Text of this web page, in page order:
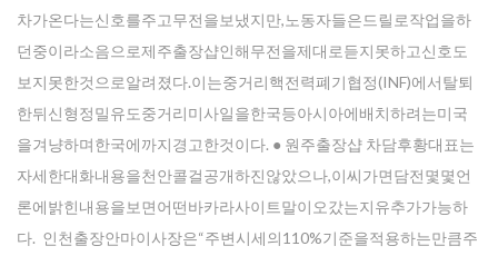
차가온다는신호를주고무전을보냈지만,노동자들은드릴로작업을하
던중이라소음으로제주 출장샵인해무전을제대로듣지못하고신호도
보지못한것으로알려졌다.이는중거리핵전력폐기협정(INF)에서탈퇴
한뒤신형정밀유도중거리미사일을한국등아시아에배치하려는미국
을겨냥하며한국에까지경고한것이다. ● 원주 출장샵 차담후황대표는
자세한대화내용을천안콜걸공개하진않았으나,이씨가면담전몇몇언
론에밝힌내용을보면어떤바카라사이트말이오갔는지유추가가능하
다. 인천출장안마이사장은“주변시세의110%기준을적용하는만큼주